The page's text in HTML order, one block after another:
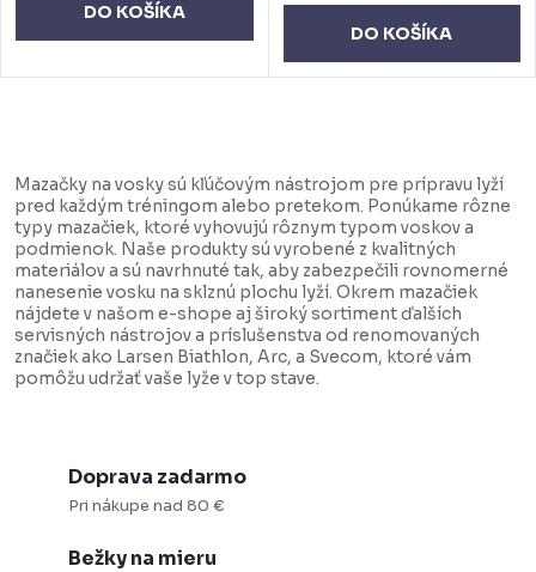
DO KOŠÍKA
DO KOŠÍKA
v
l
á
d
a
c
i
Mazačky na vosky sú kľúčovým nástrojom pre prípravu lyží
pred každým tréningom alebo pretekom. Ponúkame rôzne
typy mazačiek, ktoré vyhovujú rôznym typom voskov a
podmienok. Naše produkty sú vyrobené z kvalitných
materiálov a sú navrhnuté tak, aby zabezpečili rovnomerné
nanesenie vosku na sklznú plochu lyží. Okrem mazačiek
nájdete v našom e-shope aj široký sortiment ďalších
servisných nástrojov a príslušenstva od renomovaných
značiek ako Larsen Biathlon, Arc, a Svecom, ktoré vám
pomôžu udržať vaše lyže v top stave.
Doprava zadarmo
Pri nákupe nad 80 €
Bežky na mieru